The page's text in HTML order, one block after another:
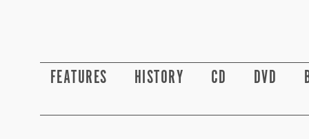
FEATURES HISTORY CD DVD